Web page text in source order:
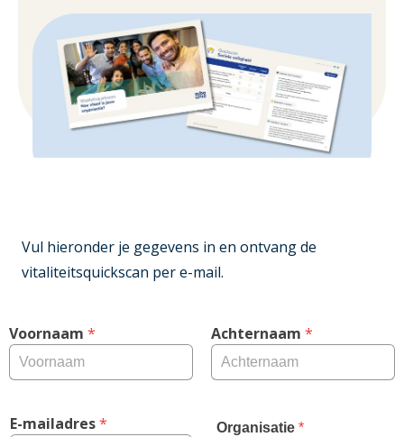
Vul hieronder je gegevens in en ontvang de
vitaliteitsquickscan per e-mail.
Voornaam * Achternaam *
E-mailadres * Organisatie *